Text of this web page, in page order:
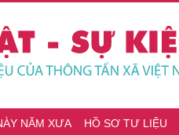
NĂM XƯA HỒ SƠ TƯ LIỆU